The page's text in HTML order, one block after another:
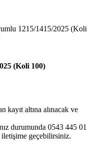
1215/1415/2025 (Koli
(Koli 100)
kayıt altına alınacak ve
durumunda 0543 445 01
iletişime geçebilirsiniz.